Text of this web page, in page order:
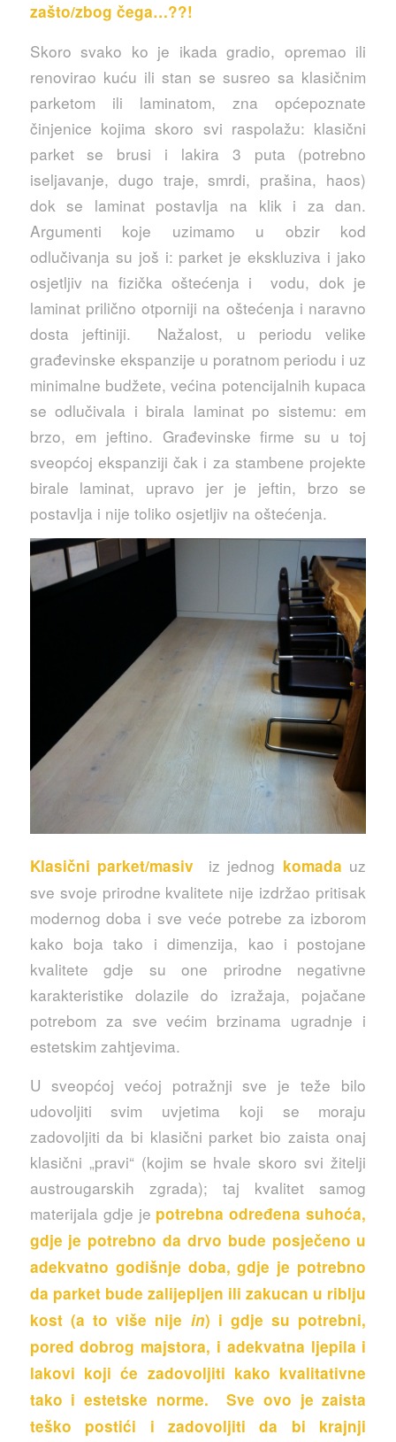
zašto/zbog čega…??!
Skoro svako ko je ikada gradio, opremao ili
renovirao kuću ili stan se susreo sa klasičnim
parketom ili laminatom, zna općepoznate
činjenice kojima skoro svi raspolažu: klasični
parket se brusi i lakira 3 puta (potrebno
iseljavanje, dugo traje, smrdi, prašina, haos)
dok se laminat postavlja na klik i za dan.
Argumenti koje uzimamo u obzir kod
odlučivanja su još i: parket je ekskluziva i jako
osjetljiv na fizička oštećenja i vodu, dok je
laminat prilično otporniji na oštećenja i naravno
dosta jeftiniji. Nažalost, u periodu velike
građevinske ekspanzije u poratnom periodu i uz
minimalne budžete, većina potencijalnih kupaca
se odlučivala i birala laminat po sistemu: em
brzo, em jeftino. Građevinske firme su u toj
sveopćoj ekspanziji čak i za stambene projekte
birale laminat, upravo jer je jeftin, brzo se
postavlja i nije toliko osjetljiv na oštećenja.
Klasični parket/masiv iz jednog komada uz
sve svoje prirodne kvalitete nije izdržao pritisak
modernog doba i sve veće potrebe za izborom
kako boja tako i dimenzija, kao i postojane
kvalitete gdje su one prirodne negativne
karakteristike dolazile do izražaja, pojačane
potrebom za sve većim brzinama ugradnje i
estetskim zahtjevima.
U sveopćoj većoj potražnji sve je teže bilo
udovoljiti svim uvjetima koji se moraju
zadovoljiti da bi klasični parket bio zaista onaj
klasični „pravi“ (kojim se hvale skoro svi žitelji
austrougarskih zgrada); taj kvalitet samog
materijala gdje je potrebna određena suhoća,
gdje je potrebno da drvo bude posječeno u
adekvatno godišnje doba, gdje je potrebno
da parket bude zalijepljen ili zakucan u riblju
kost (a to više nije in) i gdje su potrebni,
pored dobrog majstora, i adekvatna ljepila i
lakovi koji će zadovoljiti kako kvalitativne
tako i estetske norme. Sve ovo je zaista
teško postići i zadovoljiti da bi krajnji